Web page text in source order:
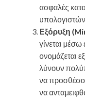
ασφαλές
Εξόρυξη
γίνεται μέσω
ονομάζεται
λύνουν
να
να